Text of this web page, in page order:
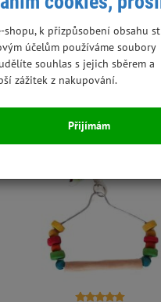
k přizpůsobení obsahu
účelům používáme soubory
souhlas s jejich sběrem a
zážitek z nakupování.
Přijímám